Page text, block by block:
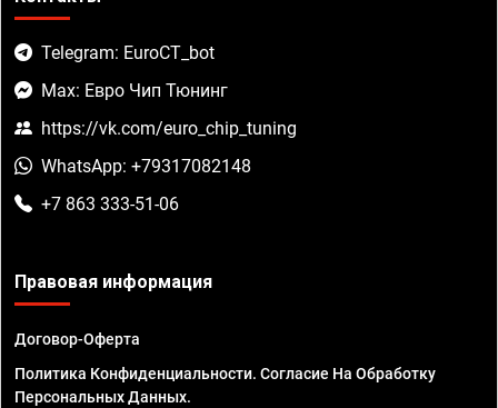
Telegram: EuroCT_bot
Max: Евро Чип Тюнинг
https://vk.com/euro_chip_tuning
WhatsApp: +79317082148
+7 863 333-51-06
Правовая информация
Договор-Оферта
Политика Конфиденциальности. Согласие На Обработку
Персональных Данных.